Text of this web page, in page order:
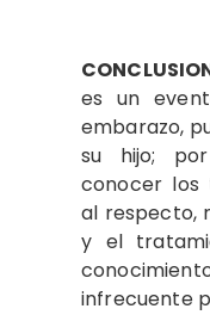
es un
embarazo,
su hijo;
conocer los
al respecto,
y el
infrecuente